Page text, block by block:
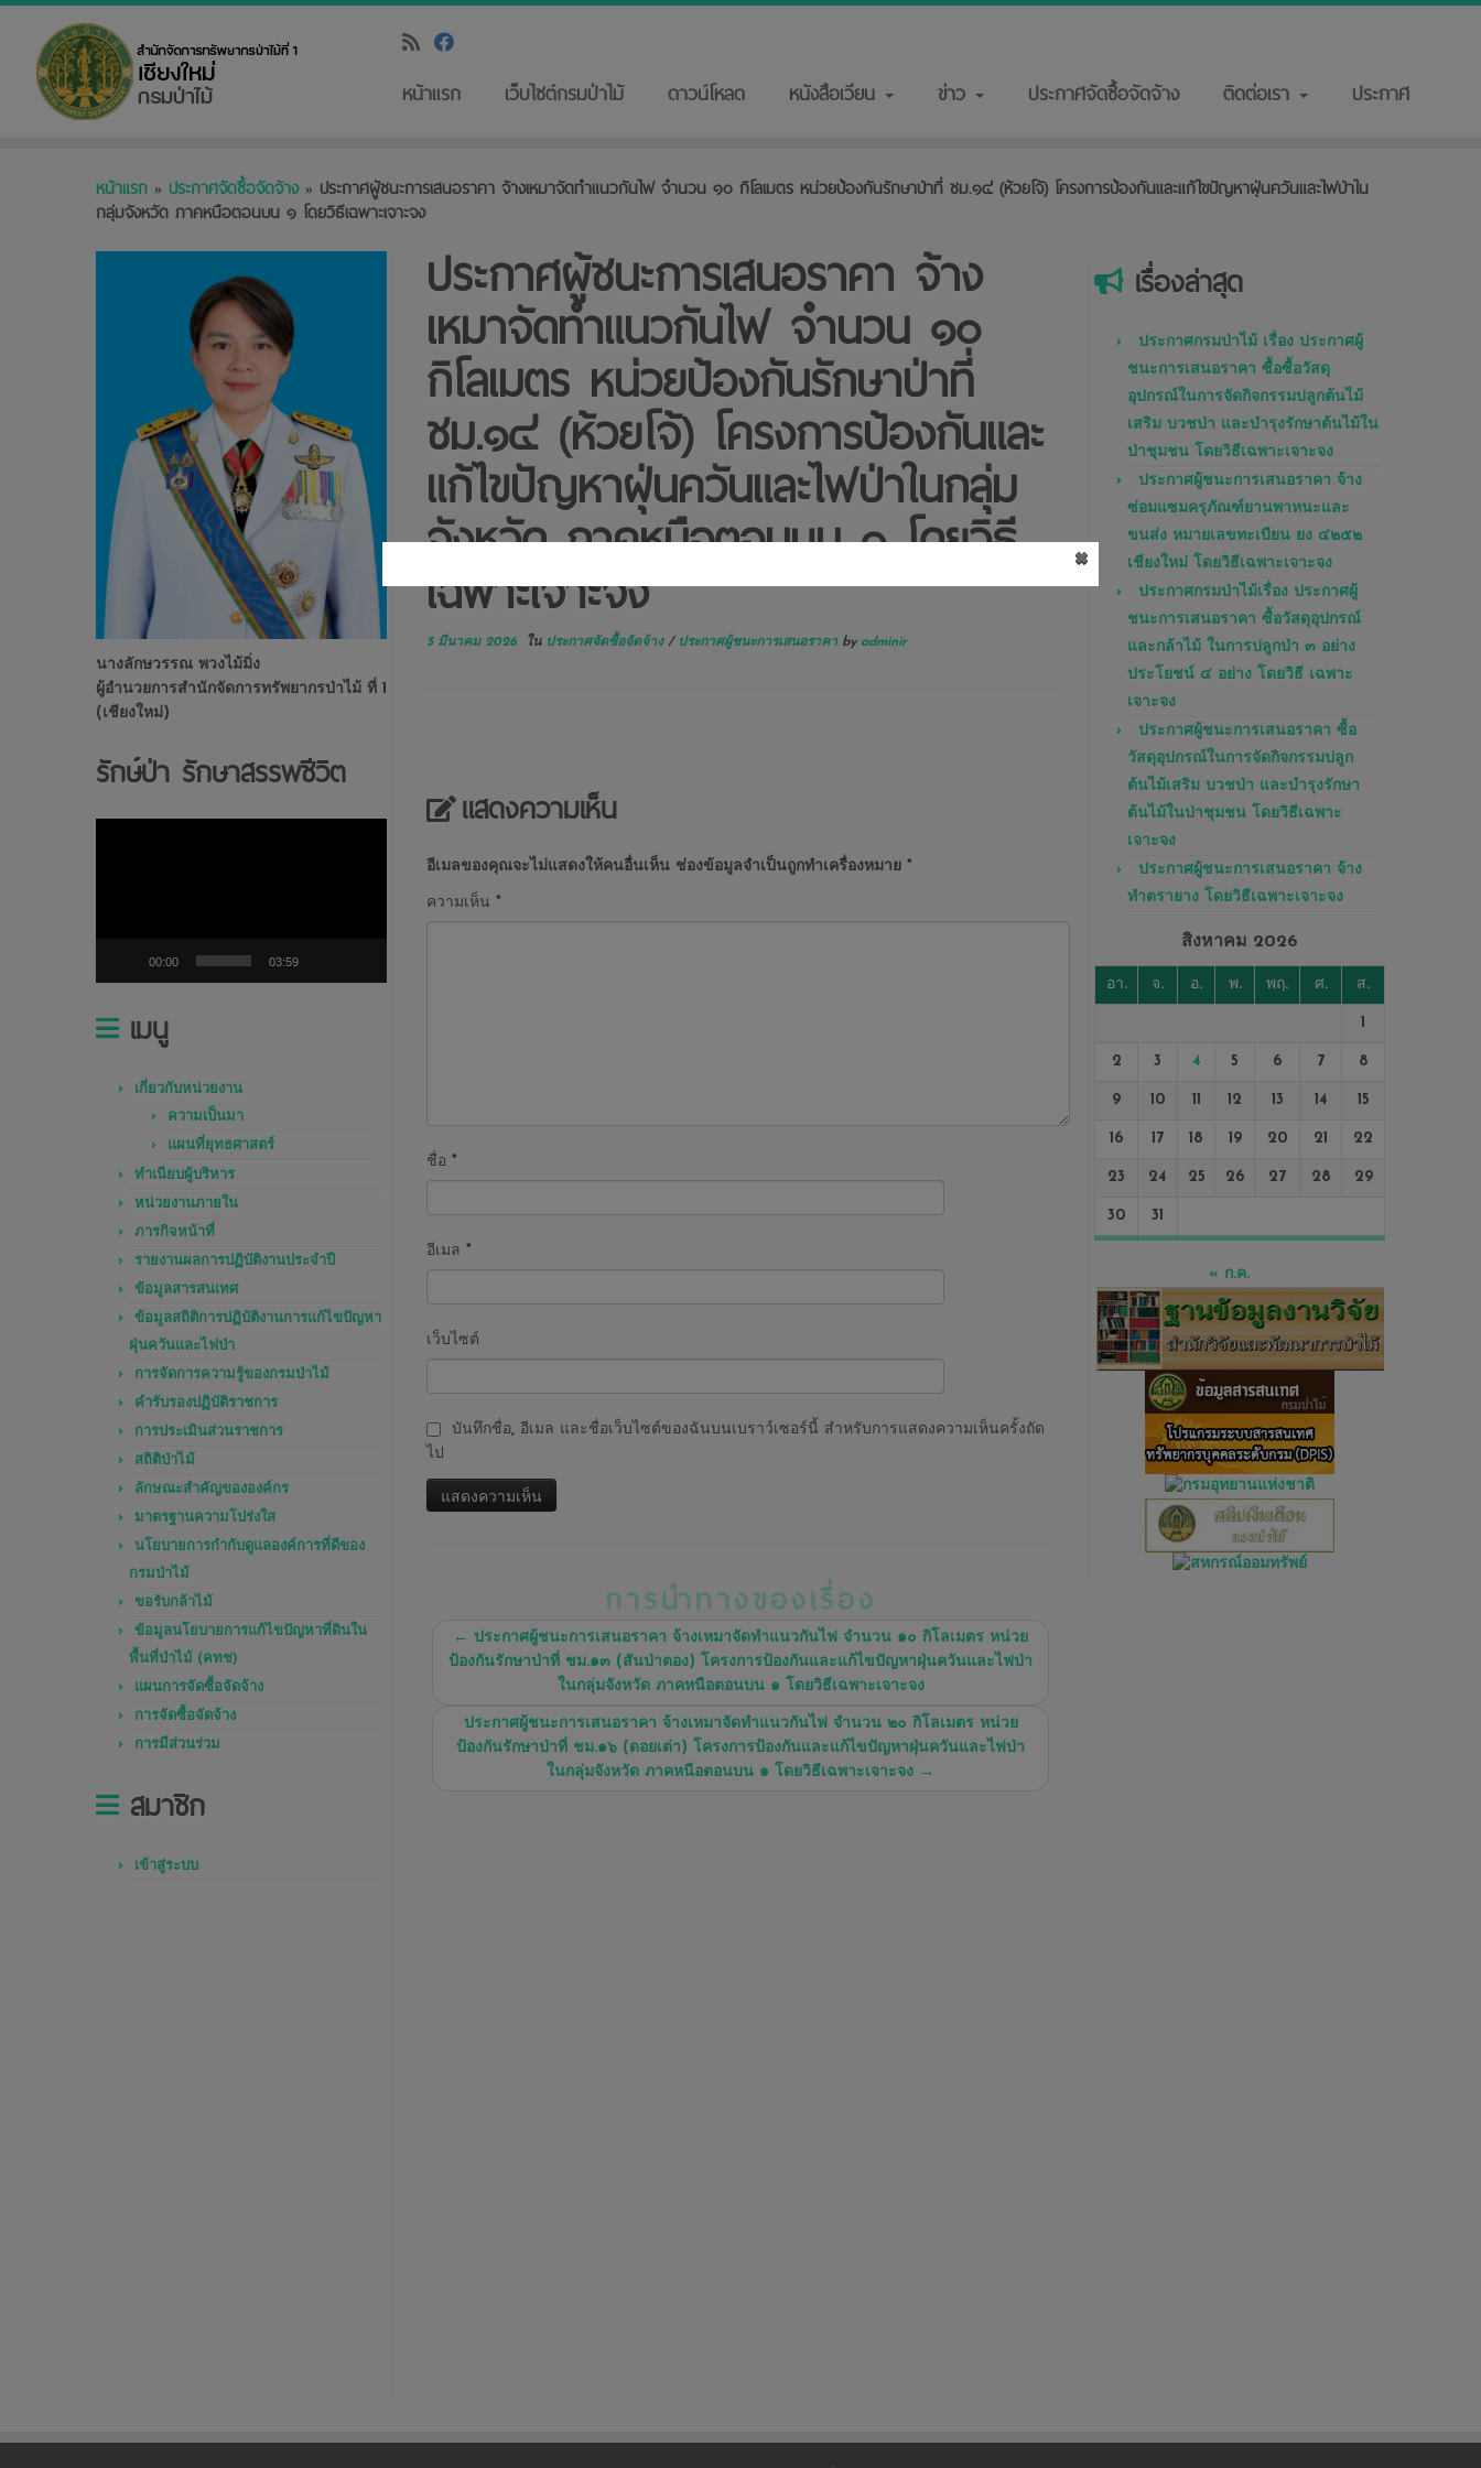
หน้าแรก เว็บไซต์กรมป่าไม้ ดาวน์โหลด หนังสือเวียน ข่าว ประกาศจัดซื้อจัดจ้าง ติดต่อเรา ประกาศ
หน้าแรก » ประกาศจัดซื้อจัดจ้าง » ประกาศผู้ชนะการเสนอราคา จ้างเหมาจัดทำแนวกันไฟ จำนวน ๑๐ กิโลเมตร หน่วยป้องกันรักษาป่าที่ ชม.๑๔ (ห้วยโจ้) โครงการป้องกันและแก้ไขปัญหาฝุ่นควันและไฟป่าใน
กลุ่มจังหวัด ภาคหนือตอนบน ๑ โดยวิธีเฉพาะเจาะจง
นางลักษวรรณ พวงไม้มิ่ง
ผู้อำนวยการสำนักจัดการทรัพยากรป่าไม้ ที่ 1
(เชียงใหม่)
รักษ์ป่า รักษาสรรพชีวิต
00:00 03:59
เมนู
เกี่ยวกับหน่วยงาน
ความเป็นมา
แผนที่ยุทธศาสตร์
ทำเนียบผู้บริหาร
หน่วยงานภายใน
ภารกิจหน้าที่
รายงานผลการปฏิบัติงานประจำปี
ข้อมูลสารสนเทศ
ข้อมูลสถิติการปฏิบัติงานการแก้ไขปัญหา
ฝุ่นควันและไฟป่า
การจัดการความรู้ของกรมป่าไม้
คำรับรองปฏิบัติราชการ
การประเมินส่วนราชการ
สถิติป่าไม้
ลักษณะสำคัญขององค์กร
มาตรฐานความโปร่งใส
นโยบายการกำกับดูแลองค์การที่ดีของ
กรมป่าไม้
ขอรับกล้าไม้
ข้อมูลนโยบายการแก้ไขปัญหาที่ดินใน
พื้นที่ป่าไม้ (คทช)
แผนการจัดซื้อจัดจ้าง
การจัดซื้อจัดจ้าง
การมีส่วนร่วม
สมาชิก
เข้าสู่ระบบ
ประกาศผู้ชนะการเสนอราคา จ้าง
เหมาจัดทำแนวกันไฟ จำนวน ๑๐
กิโลเมตร หน่วยป้องกันรักษาป่าที่
ชม.๑๔ (ห้วยโจ้) โครงการป้องกันและ
แก้ไขปัญหาฝุ่นควันและไฟป่าในกลุ่ม
จังหวัด ภาคหนือตอนบน ๑ โดยวิธี
เฉพาะเจาะจง
5 มีนาคม 2026 ใน ประกาศจัดซื้อจัดจ้าง / ประกาศผู้ชนะการเสนอราคา by adminir
แสดงความเห็น
อีเมลของคุณจะไม่แสดงให้คนอื่นเห็น ช่องข้อมูลจำเป็นถูกทำเครื่องหมาย *
ความเห็น *
ชื่อ *
อีเมล *
เว็บไซต์
บันทึกชื่อ, อีเมล และชื่อเว็บไซต์ของฉันบนเบราว์เซอร์นี้ สำหรับการแสดงความเห็นครั้งถัด
ไป
การนำทางของเรื่อง
← ประกาศผู้ชนะการเสนอราคา จ้างเหมาจัดทำแนวกันไฟ จำนวน ๑๐ กิโลเมตร หน่วย
ป้องกันรักษาป่าที่ ชม.๑๓ (สันป่าตอง) โครงการป้องกันและแก้ไขปัญหาฝุ่นควันและไฟป่า
ในกลุ่มจังหวัด ภาคหนือตอนบน ๑ โดยวิธีเฉพาะเจาะจง
ประกาศผู้ชนะการเสนอราคา จ้างเหมาจัดทำแนวกันไฟ จำนวน ๒๐ กิโลเมตร หน่วย
ป้องกันรักษาป่าที่ ชม.๑๖ (ดอยเต่า) โครงการป้องกันและแก้ไขปัญหาฝุ่นควันและไฟป่า
ในกลุ่มจังหวัด ภาคหนือตอนบน ๑ โดยวิธีเฉพาะเจาะจง →
เรื่องล่าสุด
ประกาศกรมป่าไม้ เรื่อง ประกาศผู้
ชนะการเสนอราคา ซื้อซื้อวัสดุ
อุปกรณ์ในการจัดกิจกรรมปลูกต้นไม้
เสริม บวชป่า และบำรุงรักษาต้นไม้ใน
ป่าชุมชน โดยวิธีเฉพาะเจาะจง
ประกาศผู้ชนะการเสนอราคา จ้าง
ซ่อมแซมครุภัณฑ์ยานพาหนะและ
ขนส่ง หมายเลขทะเบียน ยง ๔๒๕๒
เชียงใหม่ โดยวิธีเฉพาะเจาะจง
ประกาศกรมป่าไม้เรื่อง ประกาศผู้
ชนะการเสนอราคา ซื้อวัสดุอุปกรณ์
และกล้าไม้ ในการปลูกป่า ๓ อย่าง
ประโยชน์ ๔ อย่าง โดยวิธี เฉพาะ
เจาะจง
ประกาศผู้ชนะการเสนอราคา ซื้อ
วัสดุอุปกรณ์ในการจัดกิจกรรมปลูก
ต้นไม้เสริม บวชป่า และบำรุงรักษา
ต้นไม้ในป่าชุมชน โดยวิธีเฉพาะ
เจาะจง
ประกาศผู้ชนะการเสนอราคา จ้าง
ทำตรายาง โดยวิธีเฉพาะเจาะจง
สิงหาคม 2026
อา. จ. อ. พ. พฤ. ศ. ส.
1
2 3 4 5 6 7 8
9 10 11 12 13 14 15
16 17 18 19 20 21 22
23 24 25 26 27 28 29
30 31
« ก.ค.
×